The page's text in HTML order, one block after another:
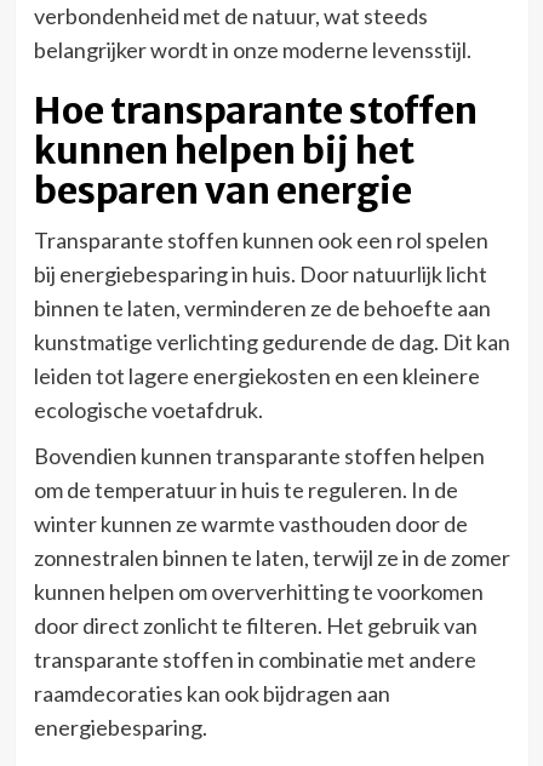
verbondenheid met de natuur, wat steeds
belangrijker wordt in onze moderne levensstijl.
Hoe transparante stoffen
kunnen helpen bij het
besparen van energie
Transparante stoffen kunnen ook een rol spelen
bij energiebesparing in huis. Door natuurlijk licht
binnen te laten, verminderen ze de behoefte aan
kunstmatige verlichting gedurende de dag. Dit kan
leiden tot lagere energiekosten en een kleinere
ecologische voetafdruk.
Bovendien kunnen transparante stoffen helpen
om de temperatuur in huis te reguleren. In de
winter kunnen ze warmte vasthouden door de
zonnestralen binnen te laten, terwijl ze in de zomer
kunnen helpen om oververhitting te voorkomen
door direct zonlicht te filteren. Het gebruik van
transparante stoffen in combinatie met andere
raamdecoraties kan ook bijdragen aan
energiebesparing.